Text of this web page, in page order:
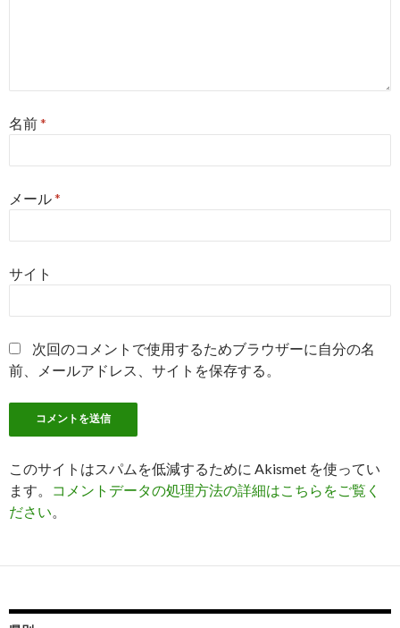
名前*
メール*
サイト
次回のコメントで使用するためブラウザーに自分の名
前、メールアドレス、サイトを保存する。
このサイトはスパムを低減するために Akismet を使ってい
ます。
コメントデータの処理方法の詳細はこちらをご覧く
ださい。